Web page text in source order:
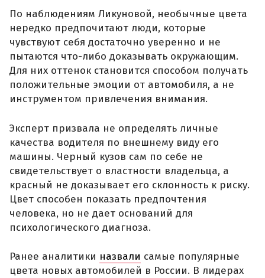
По наблюдениям Ликуновой, необычные цвета
нередко предпочитают люди, которые
чувствуют себя достаточно уверенно и не
пытаются что-либо доказывать окружающим.
Для них оттенок становится способом получать
положительные эмоции от автомобиля, а не
инструментом привлечения внимания.
Эксперт призвала не определять личные
качества водителя по внешнему виду его
машины. Черный кузов сам по себе не
свидетельствует о властности владельца, а
красный не доказывает его склонность к риску.
Цвет способен показать предпочтения
человека, но не дает оснований для
психологического диагноза.
Ранее аналитики назвали самые популярные
цвета новых автомобилей в России. В лидерах